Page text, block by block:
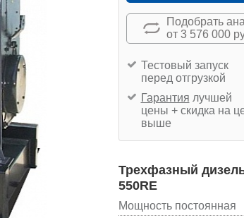
Подобрать
от 3 576 000
Тестовый запуск
перед отгрузкой
Гарантия лучшей
цены + скидка на
выше
Трехфазный
550RE
Мощность постоянная